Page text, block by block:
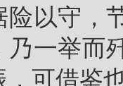
险以守，
乃一举而
，可借鉴